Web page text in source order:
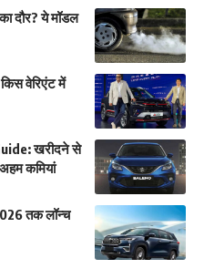
दौर? ये मॉडल
वेरिएंट में
खरीदने से
कमियां
तक लॉन्च